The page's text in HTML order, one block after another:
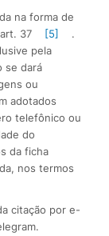
na forma de
37
[5]
.
pela
se dará
ou
adotados
telefônico ou
do
da ficha
nos termos
citação por e-